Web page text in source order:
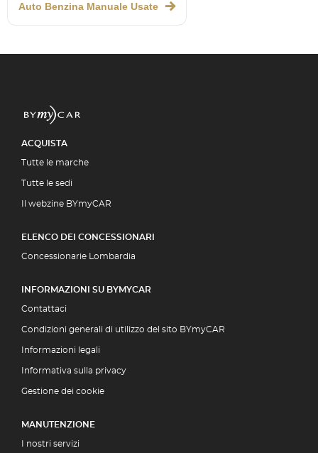
Auto Benzina Manuale Usate
ACQUISTA
Tutte le marche
Tutte le sedi
Il webzine BYmyCAR
ELENCO DEI CONCESSIONARI
Concessionarie Lombardia
INFORMAZIONI SU BYMYCAR
Contattaci
Condizioni generali di utilizzo del sito BYmyCAR
Informazioni legali
Informativa sulla privacy
Gestione dei cookie
MANUTENZIONE
I nostri servizi